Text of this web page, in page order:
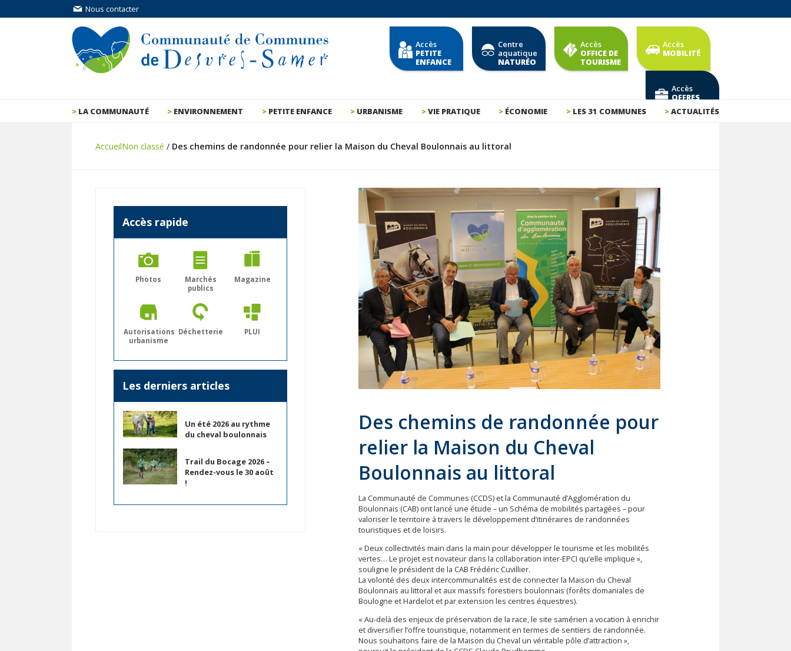
Nous contacter
Accès
PETITE
ENFANCE
Centre
aquatique
NATURÉO
Accès
OFFICE DE
TOURISME
Accès
MOBILITÉ
Accès
OFFRES
LA COMMUNAUTÉ ENVIRONNEMENT PETITE ENFANCE URBANISME VIE PRATIQUE ÉCONOMIE LES 31 COMMUNES ACTUALITÉS
AccueilNon classé / Des chemins de randonnée pour relier la Maison du Cheval Boulonnais au littoral
Accès rapide
Photos
Marchés
publics
Magazine
Autorisations
urbanisme
Déchetterie PLUI
Les derniers articles
Un été 2026 au rythme
du cheval boulonnais
Trail du Bocage 2026 –
Rendez-vous le 30 août
!
Des chemins de randonnée pour
relier la Maison du Cheval
Boulonnais au littoral
La Communauté de Communes (CCDS) et la Communauté d’Agglomération du
Boulonnais (CAB) ont lancé une étude – un Schéma de mobilités partagées – pour
valoriser le territoire à travers le développement d’itinéraires de randonnées
touristiques et de loisirs.
« Deux collectivités main dans la main pour développer le tourisme et les mobilités
vertes… Le projet est novateur dans la collaboration inter-EPCI qu’elle implique »,
souligne le président de la CAB Frédéric Cuvillier.
La volonté des deux intercommunalités est de connecter la Maison du Cheval
Boulonnais au littoral et aux massifs forestiers boulonnais (forêts domaniales de
Boulogne et Hardelot et par extension les centres équestres).
« Au-delà des enjeux de préservation de la race, le site samérien a vocation à enrichir
et diversifier l’offre touristique, notamment en termes de sentiers de randonnée.
Nous souhaitons faire de la Maison du Cheval un véritable pôle d’attraction »,